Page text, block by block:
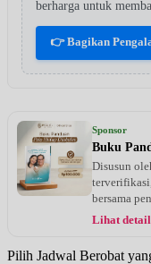
berharga untuk
👉 Bagikan
Sponsor
Buku
Disusun
bersama
Lihat
Pilih Jadwal Berobat